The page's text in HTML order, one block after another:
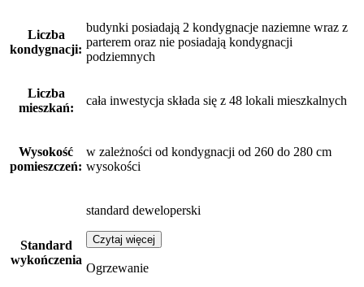
Liczba
kondygnacji:
budynki posiadają 2 kondygnacje naziemne wraz z
parterem oraz nie posiadają kondygnacji
podziemnych
Liczba
mieszkań:
cała inwestycja składa się z 48 lokali mieszkalnych
Wysokość
pomieszczeń:
w zależności od kondygnacji od 260 do 280 cm
wysokości
Standard
wykończenia
standard deweloperski
Czytaj więcej
Ogrzewanie